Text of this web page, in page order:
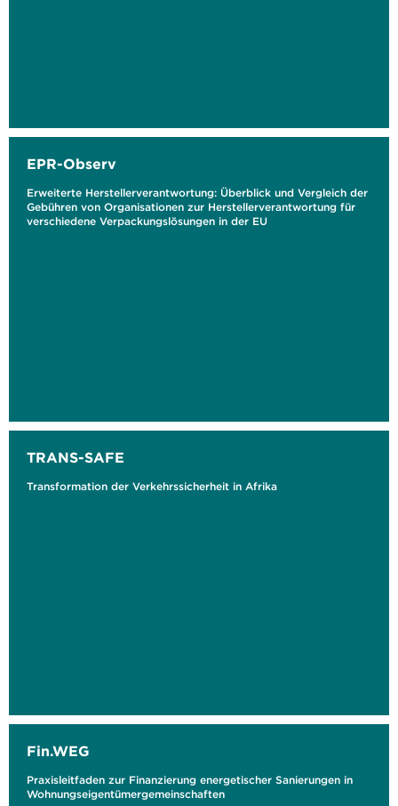
EPR-Observ
Erweiterte Herstellerverantwortung: Überblick und Vergleich der
Gebühren von Organisationen zur Herstellerverantwortung für
verschiedene Verpackungslösungen in der EU
TRANS-SAFE
Transformation der Verkehrssicherheit in Afrika
Fin.WEG
Praxisleitfaden zur Finanzierung energetischer Sanierungen in
Wohnungseigentümergemeinschaften